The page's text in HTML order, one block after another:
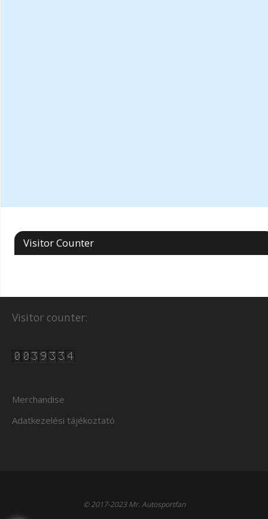
Visitor Counter
Visitor counter:
Merchandise
Adatkezelési tájékoztató
© 2017-2023 Mr. Autosportfan